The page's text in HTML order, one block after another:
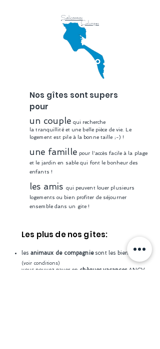
Salicornes
Calorges
Nos gîtes sont supers
pour
un couple qui recherche
la tranquillitéet une belle pièce de vie. Le
logement est pile à la bonne taille ;-) !
une famille pour l'accès facile à la plage
et le jardin en sable qui font le bonheur des
enfants !
les amis qui peuvent louer plusieurs
logements ou bien profiter de séjourner
ensemble dans un gite !
Les plus de nos gîtes:
les animaux de compagniesont les bienvenus!
(voir conditions)
vous pouvez payer en chèques vacances ANCV